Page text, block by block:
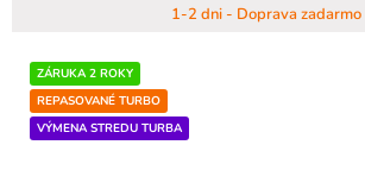
1-2 dni - Doprava zadarmo
ZÁRUKA 2 ROKY
REPASOVANÉ TURBO
VÝMENA STREDU TURBA